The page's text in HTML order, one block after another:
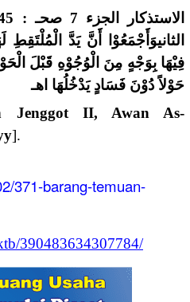
الثانيوَأَجْمَعُوْا أَنَّ يَدَّ
فِيْهَا بِوَجْهٍ مِنَ الْوُجُوْهِ قَبْلَ
حَوْلاً دُوْنَ فَسَادٍ يَدْخُلُهَا اهـ
Jenggot II, Awan As-
].
371-barang-temuan-
390483634307784/